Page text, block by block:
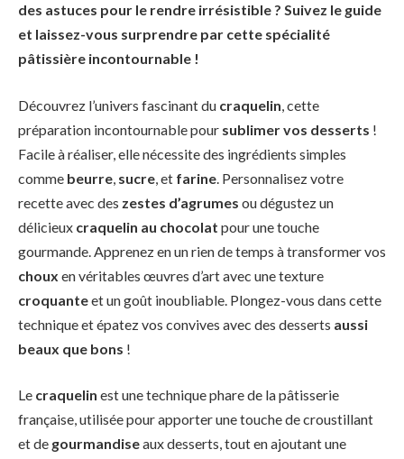
des astuces pour le rendre irrésistible ? Suivez le guide
et laissez-vous surprendre par cette spécialité
pâtissière incontournable !
Découvrez l’univers fascinant du craquelin , cette
préparation incontournable pour sublimer vos desserts !
Facile à réaliser, elle nécessite des ingrédients simples
comme beurre sucre , et farine . Personnalisez votre
recette avec des zestes d’agrumes ou dégustez un
délicieux craquelin au chocolat pour une touche
gourmande. Apprenez en un rien de temps à transformer vos
choux en véritables œuvres d’art avec une texture
croquanteet un goût inoubliable. Plongez-vous dans cette
technique et épatez vos convives avec des desserts aussi
beaux que bons !
Le craquelin est une technique phare de la pâtisserie
française, utilisée pour apporter une touche de croustillant
et de gourmandiseaux desserts, tout en ajoutant une